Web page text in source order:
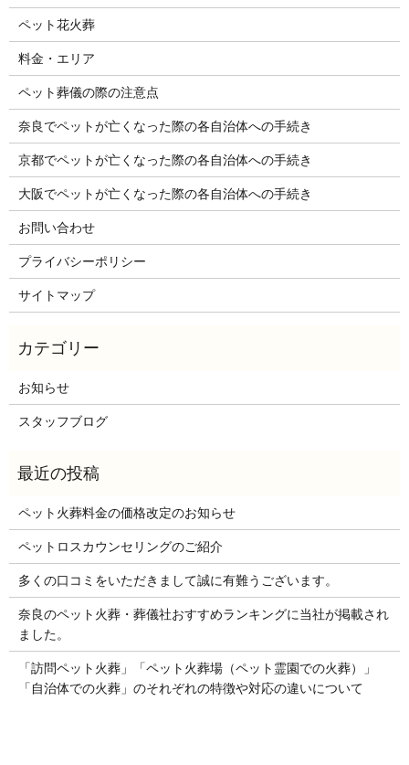
ペット花火葬
料金・エリア
ペット葬儀の際の注意点
奈良でペットが亡くなった際の各自治体への手続き
京都でペットが亡くなった際の各自治体への手続き
大阪でペットが亡くなった際の各自治体への手続き
お問い合わせ
プライバシーポリシー
サイトマップ
お知らせ
スタッフブログ
ペット火葬料金の価格改定のお知らせ
ペットロスカウンセリングのご紹介
多くの口コミをいただきまして誠に有難うございます。
奈良のペット火葬・葬儀社おすすめランキングに当社が掲載され
ました。
「訪問ペット火葬」「ペット火葬場（ペット霊園での火葬）」
「自治体での火葬」のそれぞれの特徴や対応の違いについて